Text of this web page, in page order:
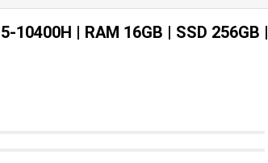
| RAM 16GB | SSD 256GB |